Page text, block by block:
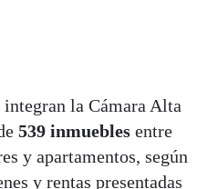
integran la Cámara Alta
539 inmuebles entre
y apartamentos, según
y rentas presentadas